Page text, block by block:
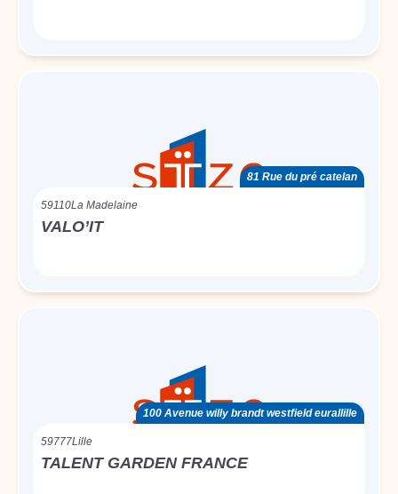
81 Rue du pré catelan
59110La Madelaine
VALO’IT
100 Avenue willy brandt westfield eurallille
59777Lille
TALENT GARDEN FRANCE